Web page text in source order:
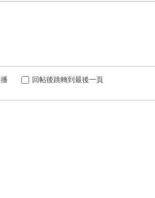
回帖後跳轉到最後一頁